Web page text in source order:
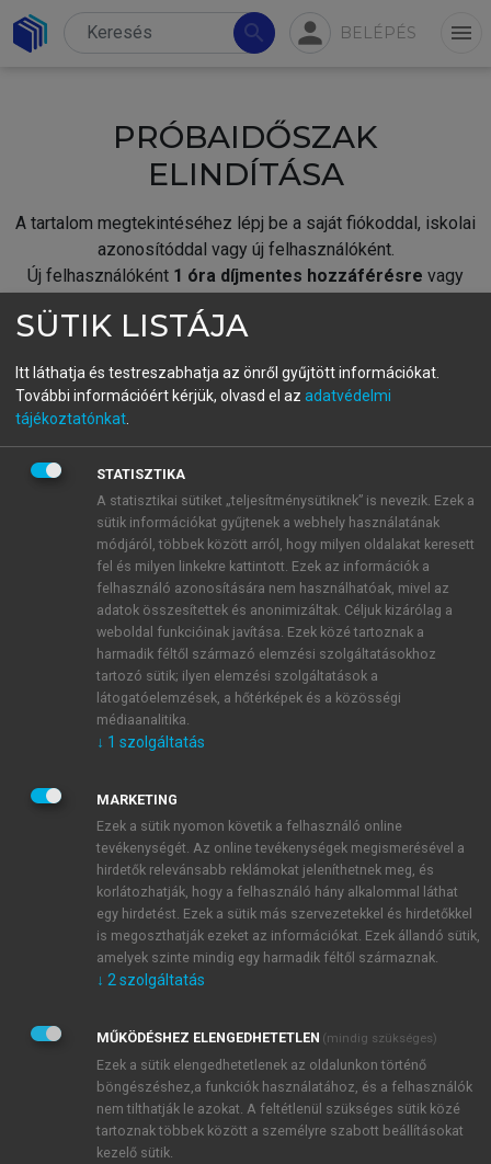
search person BELÉPÉS menu
PRÓBAIDŐSZAK
ELINDÍTÁSA
A tartalom megtekintéséhez lépj be a saját fiókoddal, iskolai
azonosítóddal vagy új felhasználóként.
Új felhasználóként 1 óra díjmentes hozzáférésre vagy
fiókoddal,vagy hozz létre új fiókot.
A regisztráció után apróbaidőszakautomatikusan
BELÉPÉS SAJÁT FIÓKKAL
ÚJ FIÓK LÉTREHOZÁSA
1 óra díjmentes hozzáférés
E-MAIL-CÍM
JELSZÓ
JELSZÓ ÚJRA
Kérek értesítést a MeRSZ újdonságairól, akcióiról.
Kérek értesítést az Akadémiai Kiadó Zrt. újdonságairól,
Adatkezelési tájékoztatóbanfoglaltakat tudomásul
veszem és elfogadom.
Általános vásárlási feltételeket, valamint a szotar.netés a
mersz.huoldalak licencszerződéseiben foglaltakat
tudomásul veszem és elfogadom.
SÜTIK LISTÁJA
Itt láthatja és testreszabhatja az önről gyűjtött információkat.
További információért kérjük, olvasd el az adatvédelmi
tájékoztatónkat
STATISZTIKA
A statisztikai sütiket „teljesítménysütiknek” is nevezik. Ezek a
sütik információkat gyűjtenek a webhely használatának
módjáról, többek között arról, hogy milyen oldalakat keresett
fel és milyen linkekre kattintott. Ezek az információk a
felhasználó azonosítására nem használhatóak, mivel az
adatok összesítettek és anonimizáltak. Céljuk kizárólag a
weboldal funkcióinak javítása. Ezek közé tartoznak a
harmadik féltől származó elemzési szolgáltatásokhoz
tartozó sütik; ilyen elemzési szolgáltatások a
látogatóelemzések, a hőtérképek és a közösségi
médiaanalitika.
↓ 1 szolgáltatás
MARKETING
Ezek a sütik nyomon követik a felhasználó online
tevékenységét. Az online tevékenységek megismerésével a
hirdetők relevánsabb reklámokat jeleníthetnek meg, és
korlátozhatják, hogy a felhasználó hány alkalommal láthat
egy hirdetést. Ezek a sütik más szervezetekkel és hirdetőkkel
is megoszthatják ezeket az információkat. Ezek állandó sütik,
amelyek szinte mindig egy harmadik féltől származnak.
↓ 2 szolgáltatás
MŰKÖDÉSHEZ ELENGEDHETETLEN (mindig szükséges)
Ezek a sütik elengedhetetlenek az oldalunkon történő
böngészéshez,a funkciók használatához, és a felhasználók
nem tilthatják le azokat. A feltétlenül szükséges sütik közé
tartoznak többek között a személyre szabott beállításokat
kezelő sütik.